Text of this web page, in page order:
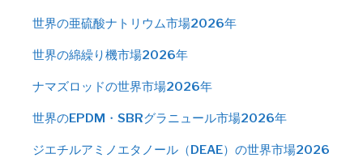
世界の亜硫酸ナトリウム市場2026年
世界の綿繰り機市場2026年
ナマズロッドの世界市場2026年
世界のEPDM・SBRグラニュール市場2026年
ジエチルアミノエタノール（DEAE）の世界市場2026